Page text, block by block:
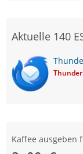
Aktuelle 140
Thunder
Kaffee ausgeben